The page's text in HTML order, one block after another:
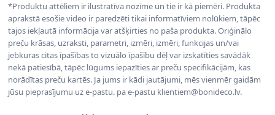
*Produktu attēliem ir ilustratīva nozīme un tie ir kā piemēri. Produkta
aprakstā esošie video ir paredzēti tikai informatīviem nolūkiem, tāpēc
tajos iekļautā informācija var atšķirties no paša produkta. Oriģinālo
preču krāsas, uzraksti, parametri, izmēri, izmēri, funkcijas un/vai
jebkuras citas īpašības to vizuālo īpašību dēļ var izskatīties savādāk
nekā patiesībā, tāpēc lūgums iepazīties ar preču specifikācijām, kas
norādītas preču kartēs. Ja jums ir kādi jautājumi, mēs vienmēr gaidām
jūsu pieprasījumu uz e-pastu. pa e-pastu klientiem@bonideco.lv.